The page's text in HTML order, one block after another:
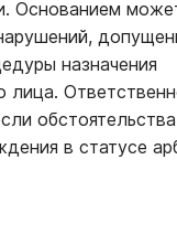
Основанием
назначения
лица.
в статусе